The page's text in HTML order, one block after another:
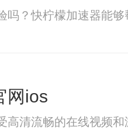
吗？快柠檬加速器能
网ios
高清流畅的在线视频